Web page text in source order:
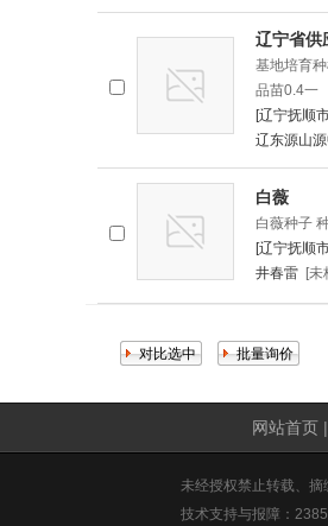
辽宁省供
基地培育
品苗0.4一
[辽宁抚顺
辽东源山
白薇
白薇种子
[辽宁抚顺
井春雷 [未
网站首页 |
未经授权禁止转载、摘
技术支持与报障：